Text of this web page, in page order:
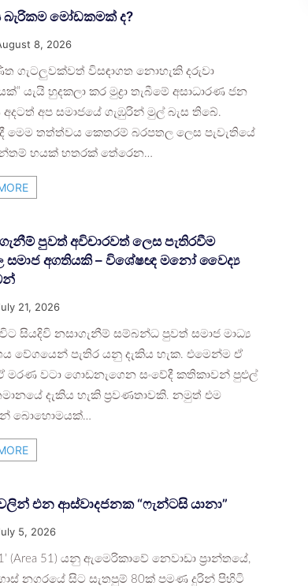
මෝඩකමක් ද?
8, 2026
ගැටලුවක්වත් විසඳාගත නොහැකි දරුවා
යැයි හුදකලා කර මුද්‍රා තැබීමේ අසාධාරණ ජන
අප සමාජයේ ගැඹුරින් මුල් බැස තිබේ.
මෙම තත්ත්වය කෙතරම් බරපතල ලෙස පැවැතියේ
හයක් හතරක් තේරෙන…
පුවත් අවිචාරවත් ලෙස පැතිරවීම
සමාජ අගතියකි – විශේෂඥ මනෝ වෛද්‍ය
21, 2026
සියදිවි නසාගැනීම් සම්බන්ධ පුවත් සමාජ මාධ්‍ය
වේගයෙන් පැතිර යනු දැකිය හැක. එමෙන්ම ඒ
මරණ වටා ගොඩනැගෙන සංවේදී කතිකාවන් පුළුල්
දැකිය හැකි ප්‍රවණතාවකි. නමුත් එම
බොහොමයක්…
එන ආස්වාදජනක “ෆැන්ටසි යානා”
5, 2026
(Area 51) යනු ඇමෙරිකාවේ නෙවාඩා ප්‍රාන්තයේ,
නගරයේ සිට සැතපුම් 80ක් පමණ දුරින් පිහිටි